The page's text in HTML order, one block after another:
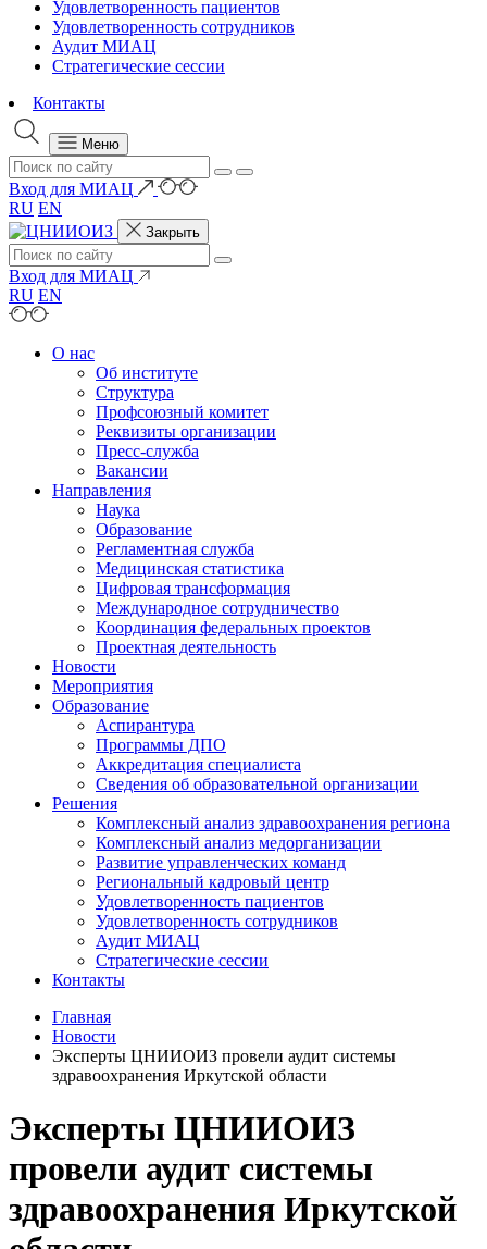
Удовлетворенность пациентов
Удовлетворенность сотрудников
Аудит МИАЦ
Стратегические сессии
Контакты
Меню
Вход для МИАЦ
RU EN
Закрыть
Вход для МИАЦ
RU EN
О нас
Об институте
Структура
Профсоюзный комитет
Реквизиты организации
Пресс-служба
Вакансии
Направления
Наука
Образование
Регламентная служба
Медицинская статистика
Цифровая трансформация
Международное сотрудничество
Координация федеральных проектов
Проектная деятельность
Новости
Мероприятия
Образование
Аспирантура
Программы ДПО
Аккредитация специалиста
Сведения об образовательной организации
Решения
Комплексный анализ здравоохранения региона
Комплексный анализ медорганизации
Развитие управленческих команд
Региональный кадровый центр
Удовлетворенность пациентов
Удовлетворенность сотрудников
Аудит МИАЦ
Стратегические сессии
Контакты
Главная
Новости
Эксперты ЦНИИОИЗ провели аудит системы
здравоохранения Иркутской области
Эксперты ЦНИИОИЗ
провели аудит системы
здравоохранения Иркутской